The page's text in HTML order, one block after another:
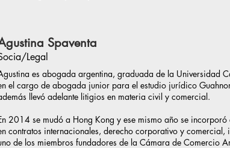
Spaventa
Legal
es abogada argentina, graduada de la Universidad
el cargo de abogada junior para el estudio jurídico
llevó adelante litigios en materia civil y comercial.
2014 se mudó a Hong Kong y ese mismo año se
contratos internacionales, derecho corporativo y comercial,
de los miembros fundadores de la Cámara de Comercio